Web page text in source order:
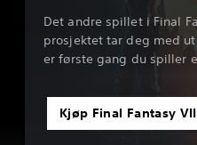
Det andre spillet i Final
prosjektet tar deg med
er første gang du spiller
Kjøp Final Fantasy